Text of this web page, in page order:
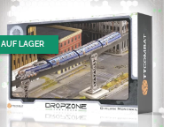
AUF LAGER